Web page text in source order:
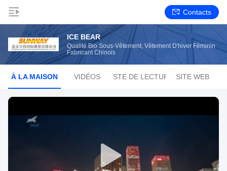
Contacts
ICE BEAR
Qualité Bio Sous-Vêtement, Vêtement D'hiver Féminin
Fabricant Chinois
À LA MAISON VIDÉOS LISTE DE LECTURE SITE WEB